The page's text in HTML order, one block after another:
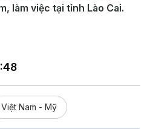
làm việc tại tỉnh Lào Cai.
Việt Nam - Mỹ